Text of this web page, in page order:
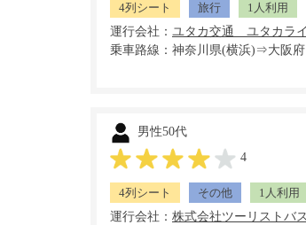
4列シート 旅行
1人利用
運行会社：
乗車路線：神奈川県(横浜)⇒大阪府
男性50代
4
4列シート その他
1人利用
運行会社：